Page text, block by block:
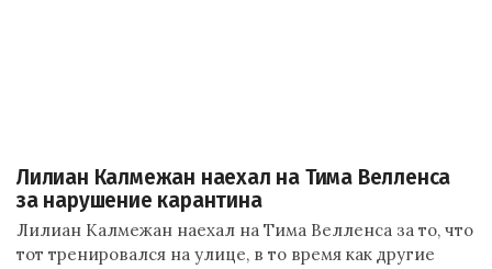
Лилиан Калмежан наехал на Тима Велленса
за нарушение карантина
Лилиан Калмежан наехал на Тима Велленса за то, что
тот тренировался на улице, в то время как другие